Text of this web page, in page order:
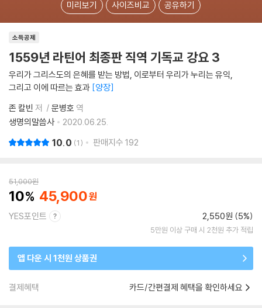
미리보기 사이즈비교 공유하기
소득공제
1559년 라틴어 최종판 직역 기독교 강요 3
우리가 그리스도의 은혜를 받는 방법, 이로부터 우리가 누리는 유익,
그리고 이에 따르는 효과 양장
존 칼빈 저 문병호 역
생명의말씀사
2020.06.25.
10.0 1 판매지수 192
51,000원
10 45,900
YES포인트 2,550원 (5%)
5만원 이상 구매 시 2천원 추가 적립
앱 다운 시 1천원 상품권
결제혜택 카드/간편결제 혜택을 확인하세요